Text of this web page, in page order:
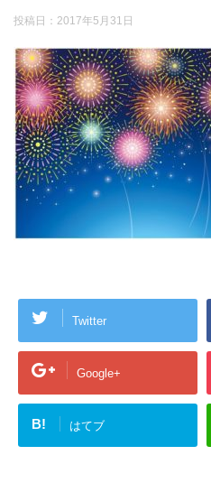
投稿日： 2017年5月31日
Twitter
Google+
B! はてブ